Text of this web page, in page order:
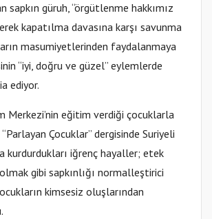
sapkın güruh, “örgütlenme hakkımız
kapatılma davasına karşı savunma
masumiyetlerinden faydalanmaya
“iyi, doğru ve güzel” eylemlerde
ediyor.
Merkezi’nin eğitim verdiği çocuklarla
Çocuklar” dergisinde Suriyeli
kurdurdukları iğrenç hayaller; etek
gibi sapkınlığı normalleştirici
kimsesiz oluşlarından